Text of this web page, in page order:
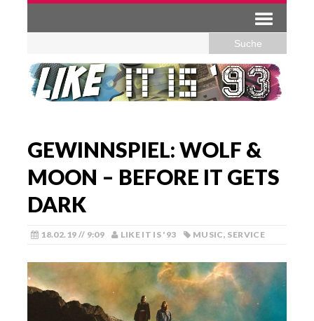
GEWINNSPIEL: WOLF &
MOON – BEFORE IT GETS
DARK
18.02.19 // 9:09 LIKE IT IS '93 MUSIC, SERVICE